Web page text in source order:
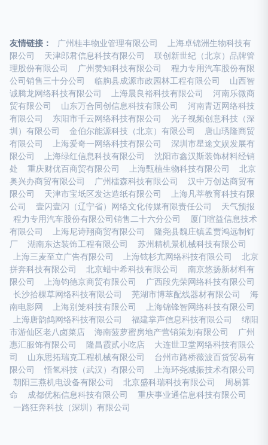
友情链接： 广州桂丰物业管理有限公司
上海卓锦洲生物科技有
限公司
天津郎君信息科技有限公司
联创新世纪（北京）品牌管
理股份有限公司
广州赞知科技有限公司
程力专用汽车股份有限
公司销售三十分公司
临朐县成源市政园林工程有限公司
山西智
诚腾龙网络科技有限公司
上海晨良裕科技有限公司
河南乐微商
贸有限公司
山东万合同创信息科技有限公司
河南青迈网络科技
有限公司
东阳市千云网络科技有限公司
光子视频创意科技（深
圳）有限公司
金伯尔能源科技（北京）有限公司
唐山琇隆商贸
有限公司
上海爱奇一网络科技有限公司
深圳市星途文娱发展有
限公司
上海绿红信息科技有限公司
沈阳市鑫汉斯装饰材料经销
处
重庆财优百商贸有限公司 上海甄植生物科技有限公司
北京
奥兴办商贸有限公司
广州檑森科技有限公司
汉中万创达商贸有
限公司
天津市宝坻区发达造纸有限公司
上海凡莘教育科技有限
公司
壹闪壹闪（辽宁省）网络文化传媒有限责任公司
天气预报
程力专用汽车股份有限公司销售二十六分公司
厦门暄益信息技术
有限公司
上海尼诗翔商贸有限公司
隆尧县魏庄镇孟贾鸿远制钉
厂
湖南东达装饰工程有限公司
苏州精机景机械科技有限公司
上海三麦至立广告有限公司
上海铉杉亢网络科技有限公司
北京
拼奔科技有限公司
北京蜡中希科技有限公司
南京悠扬新材料有
限公司
上海钧德京商贸有限公司
广西段先荣网络科技有限公司
长沙拾棵草网络科技有限公司
芜湖市博萃配线器材有限公司
海
南电影网
上海别笼科技有限公司
上海锦锋智网络科技有限公司
上海唐韵鸽网络科技有限公司
福建掌声信息科技有限公司
绵阳
市游仙区老八卤菜店
海南菠萝蜜房地产营销策划有限公司
广州
惠汇服饰有限公司
隆昌霞贰小吃店
大连世卫堂网络科技有限公
司
山东思拓瑞克工程机械有限公司
台州市路桥薇波百货贸易有
限公司
悟氢科技（武汉）有限公司
上海环尧减振技术有限公司
朝阳三燕机电设备有限公司
北京盛科瑞科技有限公司
周易算
命
成都优柘信息科技有限公司
重庆事业通信息科技有限公司
一路狂奔科技（深圳）有限公司